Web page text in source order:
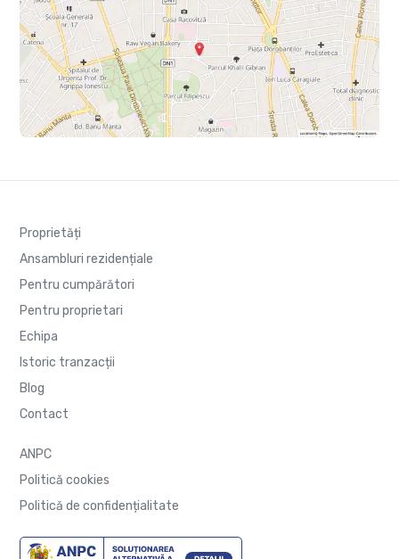
Proprietăți
Ansambluri rezidențiale
Pentru cumpărători
Pentru proprietari
Echipa
Istoric tranzacții
Blog
Contact
ANPC
Politică cookies
Politică de confidențialitate